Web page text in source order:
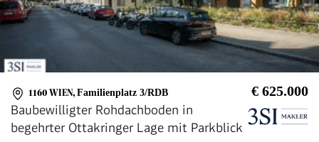
1160 WIEN, Familienplatz 3/RDB € 625.000
Baubewilligter Rohdachboden in
begehrter Ottakringer Lage mit Parkblick